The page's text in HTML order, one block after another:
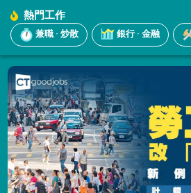
熱門工作
兼職 · 炒散 銀行 · 金融